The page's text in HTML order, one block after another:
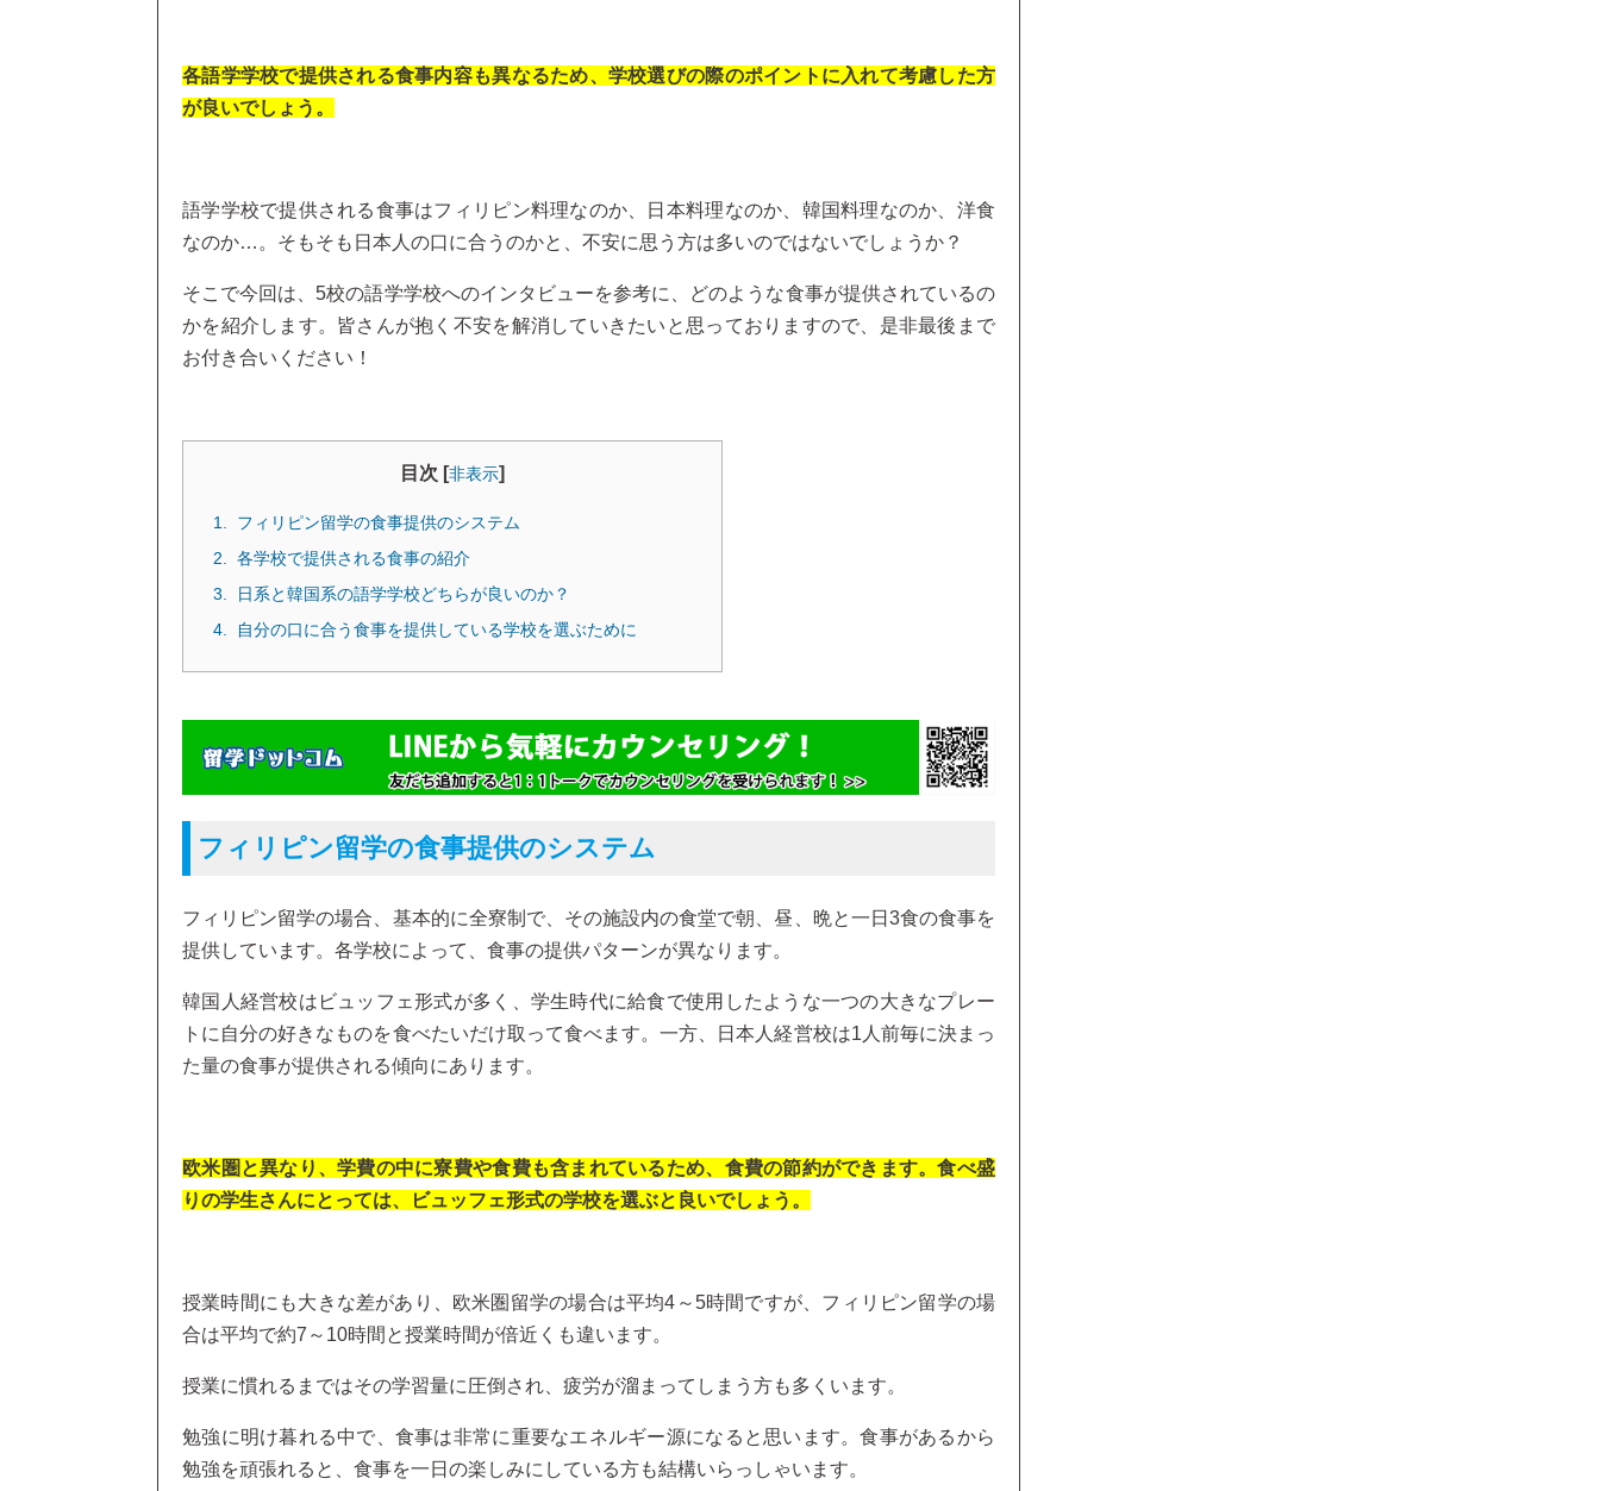
各語学学校で提供される食事内容も異なるため、学校選びの際のポイントに入れて考慮した方
が良いでしょう。
語学学校で提供される食事はフィリピン料理なのか、日本料理なのか、韓国料理なのか、洋食
なのか…。そもそも日本人の口に合うのかと、不安に思う方は多いのではないでしょうか？
そこで今回は、5校の語学学校へのインタビューを参考に、どのような食事が提供されているの
かを紹介します。皆さんが抱く不安を解消していきたいと思っておりますので、是非最後まで
お付き合いください！
目次 [非表示]
フィリピン留学の食事提供のシステム
各学校で提供される食事の紹介
日系と韓国系の語学学校どちらが良いのか？
自分の口に合う食事を提供している学校を選ぶために
フィリピン留学の食事提供のシステム
フィリピン留学の場合、基本的に全寮制で、その施設内の食堂で朝、昼、晩と一日3食の食事を
提供しています。各学校によって、食事の提供パターンが異なります。
韓国人経営校はビュッフェ形式が多く、学生時代に給食で使用したような一つの大きなプレー
トに自分の好きなものを食べたいだけ取って食べます。一方、日本人経営校は1人前毎に決まっ
た量の食事が提供される傾向にあります。
欧米圏と異なり、学費の中に寮費や食費も含まれているため、食費の節約ができます。食べ盛
りの学生さんにとっては、ビュッフェ形式の学校を選ぶと良いでしょう。
授業時間にも大きな差があり、欧米圏留学の場合は平均4～5時間ですが、フィリピン留学の場
合は平均で約7～10時間と授業時間が倍近くも違います。
授業に慣れるまではその学習量に圧倒され、疲労が溜まってしまう方も多くいます。
勉強に明け暮れる中で、食事は非常に重要なエネルギー源になると思います。食事があるから
勉強を頑張れると、食事を一日の楽しみにしている方も結構いらっしゃいます。